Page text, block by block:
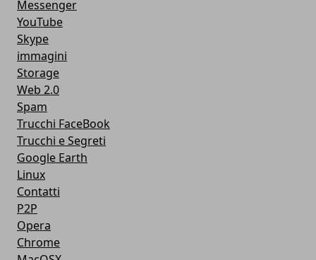
Messenger
YouTube
Skype
immagini
Storage
Web 2.0
Spam
Trucchi FaceBook
Trucchi e Segreti
Google Earth
Linux
Contatti
P2P
Opera
Chrome